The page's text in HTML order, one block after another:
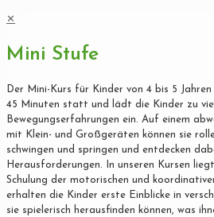
✕
Mini Stufe
Der Mini-Kurs für Kinder von 4 bis 5
45 Minuten statt und lädt die Kinder zu
Bewegungserfahrungen ein. Auf einem
mit Klein- und Großgeräten können sie
schwingen und springen und entdecken
Herausforderungen. In unseren Kursen
Schulung der motorischen und
erhalten die Kinder erste Einblicke in
sie spielerisch herausfinden können, was